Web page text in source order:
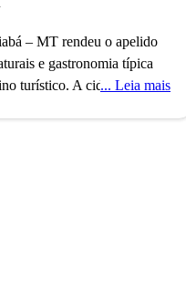
– MT rendeu o apelido
e gastronomia típica
turístico. A cidade de
com o seu
A economia de Cuiabá é
Leia mais